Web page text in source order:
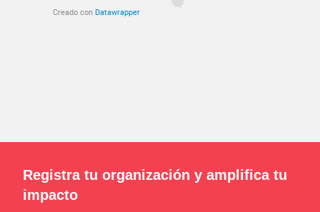
Registra tu organización y amplifica tu
impacto